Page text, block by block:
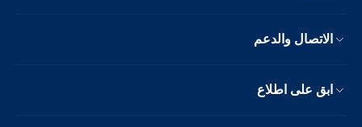
الاتصال والدعم
ابق على اطلاع